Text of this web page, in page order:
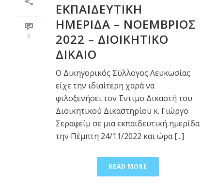
0
ΕΚΠΑΙΔΕΥΤΙΚΗ
ΗΜΕΡΙΔΑ – ΝΟΕΜΒΡΙΟΣ
2022 – ΔΙΟΙΚΗΤΙΚΟ
ΔΙΚΑΙΟ
Ο Δικηγορικός Σύλλογος Λευκωσίας
είχε την ιδιαίτερη χαρά να
φιλοξενήσει τον Έντιμο Δικαστή του
Διοικητικού Δικαστηρίου κ. Γιώργο
Σεραφείμ σε μια εκπαιδευτική ημερίδα
την Πέμπτη 24/11/2022 και ώρα [...]
READ MORE